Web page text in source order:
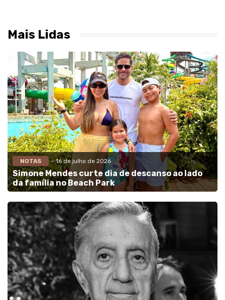
Mais Lidas
NOTAS - 16 de julho de 2026
Simone Mendes curte dia de descanso ao lado
da família no Beach Park